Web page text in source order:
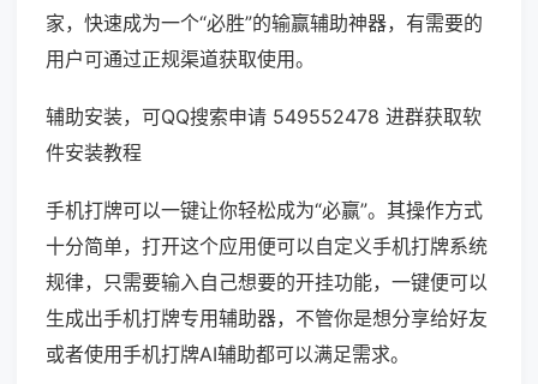
家，快速成为一个“必胜”的输赢辅助神器，有需要的
用户可通过正规渠道获取使用。
辅助安装，可QQ搜索申请 549552478 进群获取软
件安装教程
手机打牌可以一键让你轻松成为“必赢”。其操作方式
十分简单，打开这个应用便可以自定义手机打牌系统
规律，只需要输入自己想要的开挂功能，一键便可以
生成出手机打牌专用辅助器，不管你是想分享给好友
或者使用手机打牌AI辅助都可以满足需求。